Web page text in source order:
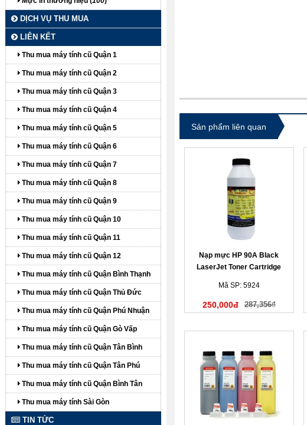
Sản phẩm liên quan
Nạp mực HP 90A Black
LaserJet Toner Cartridge
Mã SP: 5924
250,000đ 287,356₫
DỊCH VỤ THU MUA
LIÊN KẾT
Thu mua máy tính cũ Quận 1
Thu mua máy tính cũ Quận 2
Thu mua máy tính cũ Quận 3
Thu mua máy tính cũ Quận 4
Thu mua máy tính cũ Quận 5
Thu mua máy tính cũ Quận 6
Thu mua máy tính cũ Quận 7
Thu mua máy tính cũ Quận 8
Thu mua máy tính cũ Quận 9
Thu mua máy tính cũ Quận 10
Thu mua máy tính cũ Quận 11
Thu mua máy tính cũ Quận 12
Thu mua máy tính cũ Quận Bình Thạnh
Thu mua máy tính cũ Quận Thủ Đức
Thu mua máy tính cũ Quận Phú Nhuận
Thu mua máy tính cũ Quận Gò Vấp
Thu mua máy tính cũ Quận Tân Bình
Thu mua máy tính cũ Quận Tân Phú
Thu mua máy tính cũ Quận Bình Tân
Thu mua máy tính Sài Gòn
TIN TỨC